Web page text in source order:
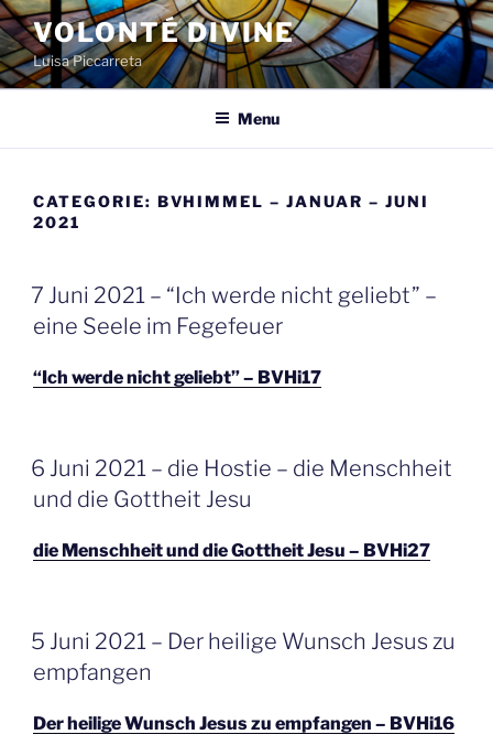
Spring
naar
de
inhoud
VOLONTÉ DIVINE
Luisa Piccarreta
Menu
CATEGORIE: BVHIMMEL – JANUAR – JUNI
2021
GEPLAATST
OP
7 Juni 2021 – “Ich werde nicht geliebt” –
eine Seele im Fegefeuer
“Ich werde nicht geliebt” – BVHi17
GEPLAATST
OP
6 Juni 2021 – die Hostie – die Menschheit
und die Gottheit Jesu
die Menschheit und die Gottheit Jesu – BVHi27
GEPLAATST
OP
5 Juni 2021 – Der heilige Wunsch Jesus zu
empfangen
Der heilige Wunsch Jesus zu empfangen – BVHi16